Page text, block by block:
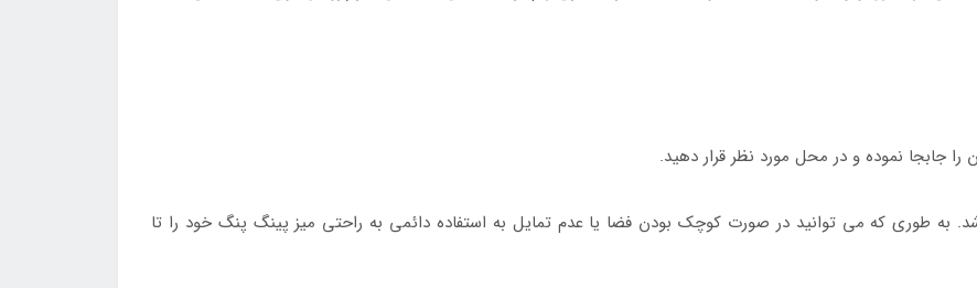
جابجا نموده و در محل مورد نظر قرار دهید.
به طوری که می توانید در صورت کوچک بودن فضا یا عدم تمایل به استفاده دائمی به راحتی میز پینگ پنگ خود را تا